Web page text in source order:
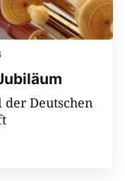
Deutschen